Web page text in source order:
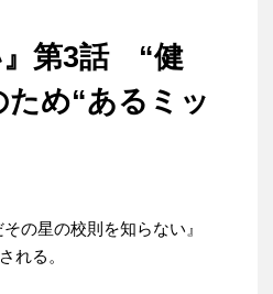
』第3話 “健
ため“あるミッ
の星の校則を知らない』
れる。